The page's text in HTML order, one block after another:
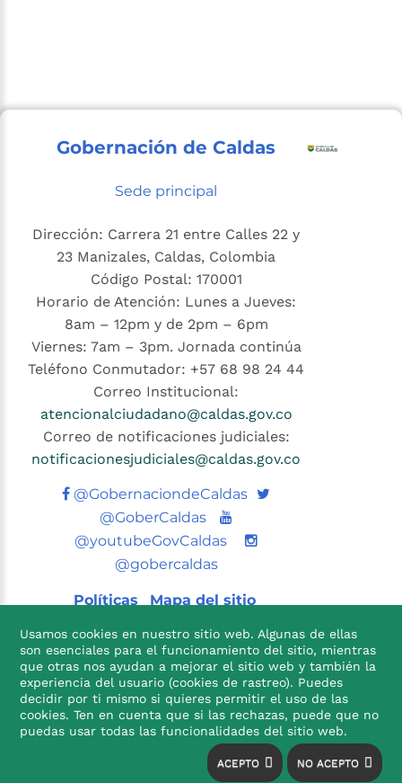
Gobernación de Caldas
Sede principal
Dirección: Carrera 21 entre Calles 22 y
23 Manizales, Caldas, Colombia
Código Postal: 170001
Horario de Atención: Lunes a Jueves:
8am – 12pm y de 2pm – 6pm
Viernes: 7am – 3pm. Jornada continúa
Teléfono Conmutador: +57 68 98 24 44
Correo Institucional:
atencionalciudadano@caldas.gov.co
Correo de notificaciones judiciales:
notificacionesjudiciales@caldas.gov.co
@GobernaciondeCaldas Twitter
@GoberCaldas
Youtube
@youtubeGovCaldas
@gobercaldas
Políticas Mapa del sitio

Usamos cookies en nuestro sitio web. Algunas de ellas
son esenciales para el funcionamiento del sitio, mientras
que otras nos ayudan a mejorar el sitio web y también la
experiencia del usuario (cookies de rastreo). Puedes
decidir por ti mismo si quieres permitir el uso de las
cookies. Ten en cuenta que si las rechazas, puede que no
puedas usar todas las funcionalidades del sitio web.
ACEPTO NO ACEPTO